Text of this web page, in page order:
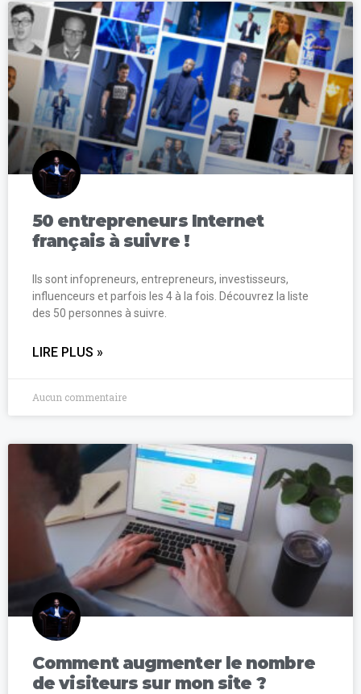
50 entrepreneurs Internet
français à suivre !
Ils sont infopreneurs, entrepreneurs, investisseurs,
influenceurs et parfois les 4 à la fois. Découvrez la liste
des 50 personnes à suivre.
LIRE PLUS »
Aucun commentaire
Comment augmenter le nombre
de visiteurs sur mon site ?